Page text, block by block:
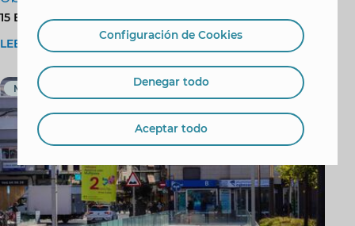
15 Enero 2026
LEER MÁS
Movilidad y Tráfico
Configuración de Cookies
Denegar todo
Aceptar todo